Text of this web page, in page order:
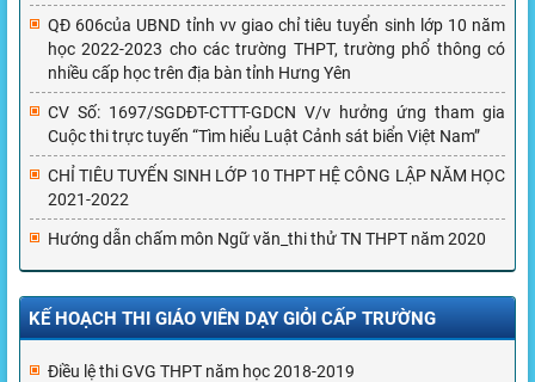
QĐ 606của UBND tỉnh vv giao chỉ tiêu tuyển sinh lớp 10 năm
học 2022-2023 cho các trường THPT, trường phổ thông có
nhiều cấp học trên địa bàn tỉnh Hưng Yên
CV Số: 1697/SGDĐT-CTTT-GDCN V/v hưởng ứng tham gia
Cuộc thi trực tuyến “Tìm hiểu Luật Cảnh sát biển Việt Nam”
CHỈ TIÊU TUYỂN SINH LỚP 10 THPT HỆ CÔNG LẬP NĂM HỌC
2021-2022
Hướng dẫn chấm môn Ngữ văn_thi thử TN THPT năm 2020
KẾ HOẠCH THI GIÁO VIÊN DẠY GIỎI CẤP TRƯỜNG
Điều lệ thi GVG THPT năm học 2018-2019